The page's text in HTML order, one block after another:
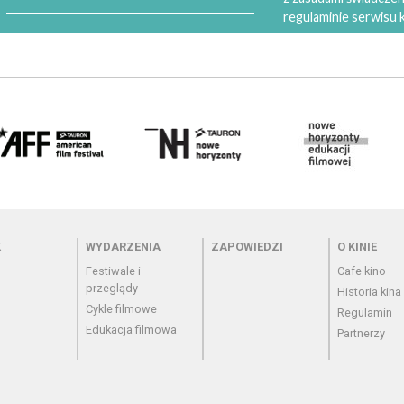
regulaminie serwisu
- cennik Menu - wydarzenia
WYDARZENIA
Festiwale i
przeglądy
Cykle filmowe
Edukacja filmowa
Menu - zapowiedzi
ZAPOWIEDZI Menu -
O KINIE
Cafe kino
Historia kina
Regulamin
Partnerzy